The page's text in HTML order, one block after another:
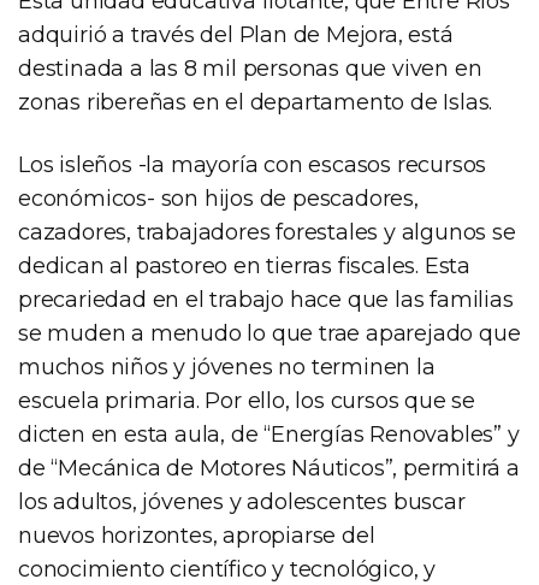
adquirió a través del Plan de Mejora, está
destinada a las 8 mil personas que viven en
zonas ribereñas en el departamento de Islas.
Los isleños -la mayoría con escasos recursos
económicos- son hijos de pescadores,
cazadores, trabajadores forestales y algunos se
dedican al pastoreo en tierras fiscales. Esta
precariedad en el trabajo hace que las familias
se muden a menudo lo que trae aparejado que
muchos niños y jóvenes no terminen la
escuela primaria. Por ello, los cursos que se
dicten en esta aula, de “Energías Renovables” y
de “Mecánica de Motores Náuticos”, permitirá a
los adultos, jóvenes y adolescentes buscar
nuevos horizontes, apropiarse del
conocimiento científico y tecnológico, y